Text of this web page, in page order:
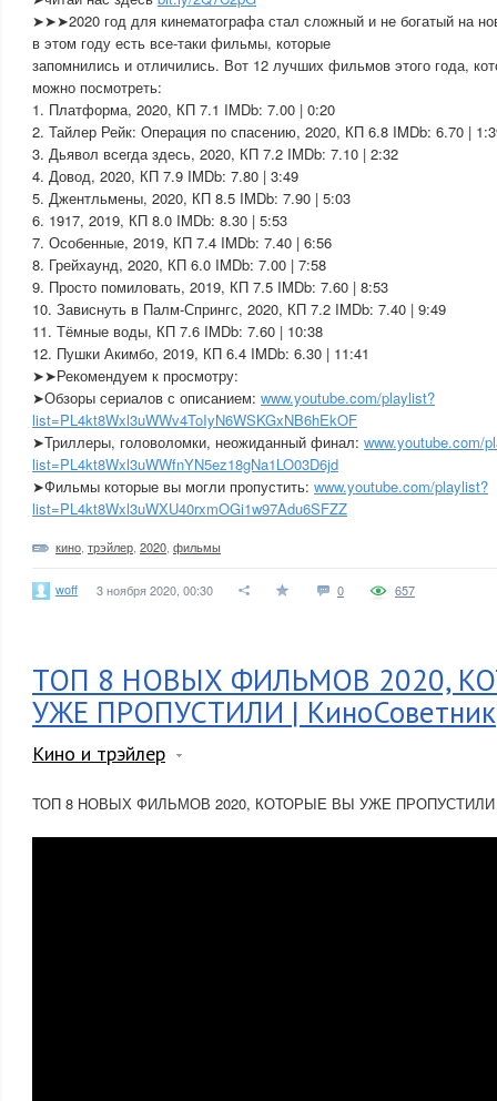
➤➤➤2020 год для кинематографа стал сложный и не богатый на
в этом году есть все-таки фильмы, которые
запомнились и отличились. Вот 12 лучших фильмов этого года,
можно посмотреть:
1. Платформа, 2020, КП 7.1 IMDb: 7.00 | 0:20
2. Тайлер Рейк: Операция по спасению, 2020, КП 6.8 IMDb: 6.70 |
3. Дьявол всегда здесь, 2020, КП 7.2 IMDb: 7.10 | 2:32
4. Довод, 2020, КП 7.9 IMDb: 7.80 | 3:49
5. Джентльмены, 2020, КП 8.5 IMDb: 7.90 | 5:03
6. 1917, 2019, КП 8.0 IMDb: 8.30 | 5:53
7. Особенные, 2019, КП 7.4 IMDb: 7.40 | 6:56
8. Грейхаунд, 2020, КП 6.0 IMDb: 7.00 | 7:58
9. Просто помиловать, 2019, КП 7.5 IMDb: 7.60 | 8:53
10. Зависнуть в Палм-Спрингс, 2020, КП 7.2 IMDb: 7.40 | 9:49
11. Тёмные воды, КП 7.6 IMDb: 7.60 | 10:38
12. Пушки Акимбо, 2019, КП 6.4 IMDb: 6.30 | 11:41
➤➤Рекомендуем к просмотру:
➤Обзоры сериалов с описанием: www.youtube.com/playlist?
list=PL4kt8Wxl3uWWv4ToIyN6WSKGxNB6hEkOF
➤Триллеры, головоломки, неожиданный финал: www.youtube.com/
list=PL4kt8Wxl3uWWfnYN5ez18gNa1LO03D6jd
➤Фильмы которые вы могли пропустить: www.youtube.com/playlist?
list=PL4kt8Wxl3uWXU40rxmOGi1w97Adu6SFZZ
кино трэйлер 2020 фильмы
woff 3 ноября 2020, 00:30 0 657
ТОП 8 НОВЫХ ФИЛЬМОВ 2020,
УЖЕ ПРОПУСТИЛИ | КиноСоветник
Кино и трэйлер
ТОП 8 НОВЫХ ФИЛЬМОВ 2020, КОТОРЫЕ ВЫ УЖЕ ПРОПУСТИЛИ |